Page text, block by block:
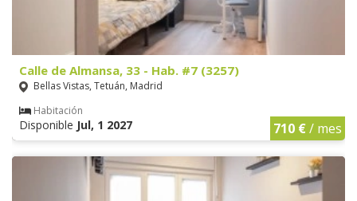
Calle de Almansa, 33 - Hab. #7 (3257)
Bellas Vistas, Tetuán, Madrid
Habitación
Disponible Jul, 1 2027 710 €/ mes